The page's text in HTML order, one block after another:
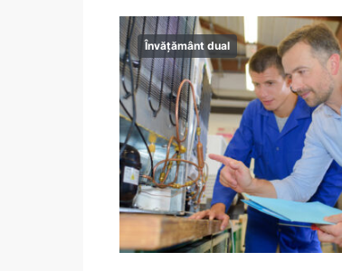
Învățământ dual